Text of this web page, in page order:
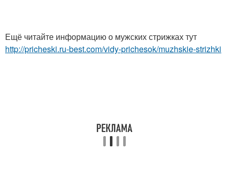
Ещё читайте информацию о мужских стрижках тут
http://pricheski.ru-best.com/vidy-prichesok/muzhskie-strizhki